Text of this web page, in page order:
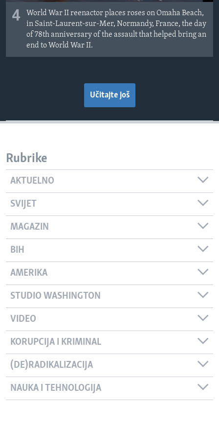
4
World War II reenactor places roses on Omaha Beach,
in Saint-Laurent-sur-Mer, Normandy, France, the day
of 78th anniversary of the assault that helped bring an
end to World War II.
Učitajte još
Rubrike
AKTUELNO
SVIJET
MAGAZIN
BIH
AMERIKA
STUDIO WASHINGTON
VIDEO
KORUPCIJA I KRIMINAL
(DE)RADIKALIZACIJA
NAUKA I TEHNOLOGIJA